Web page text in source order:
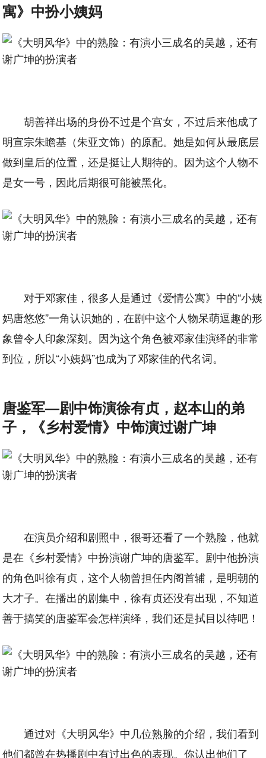
寓》中扮小姨妈
胡善祥出场的身份不过是个宫女，不过后来他成了
明宣宗朱瞻基（朱亚文饰）的原配。她是如何从最底层
做到皇后的位置，还是挺让人期待的。因为这个人物不
是女一号，因此后期很可能被黑化。
对于邓家佳，很多人是通过《爱情公寓》中的“小姨
妈唐悠悠”一角认识她的，在剧中这个人物呆萌逗趣的形
象曾令人印象深刻。因为这个角色被邓家佳演绎的非常
到位，所以“小姨妈”也成为了邓家佳的代名词。
唐鉴军—剧中饰演徐有贞，赵本山的弟
子，《乡村爱情》中饰演过谢广坤
在演员介绍和剧照中，很哥还看了一个熟脸，他就
是在《乡村爱情》中扮演谢广坤的唐鉴军。剧中他扮演
的角色叫徐有贞，这个人物曾担任内阁首辅，是明朝的
大才子。在播出的剧集中，徐有贞还没有出现，不知道
善于搞笑的唐鉴军会怎样演绎，我们还是拭目以待吧！
通过对《大明风华》中几位熟脸的介绍，我们看到
他们都曾在热播剧中有过出色的表现。你认出他们了